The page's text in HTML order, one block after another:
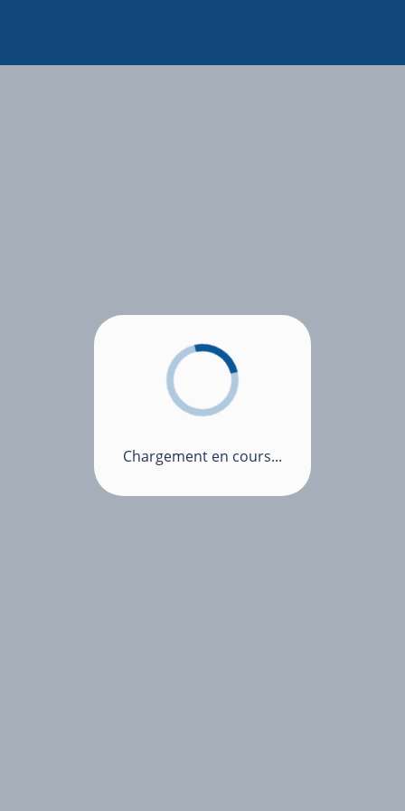
Chargement en cours...